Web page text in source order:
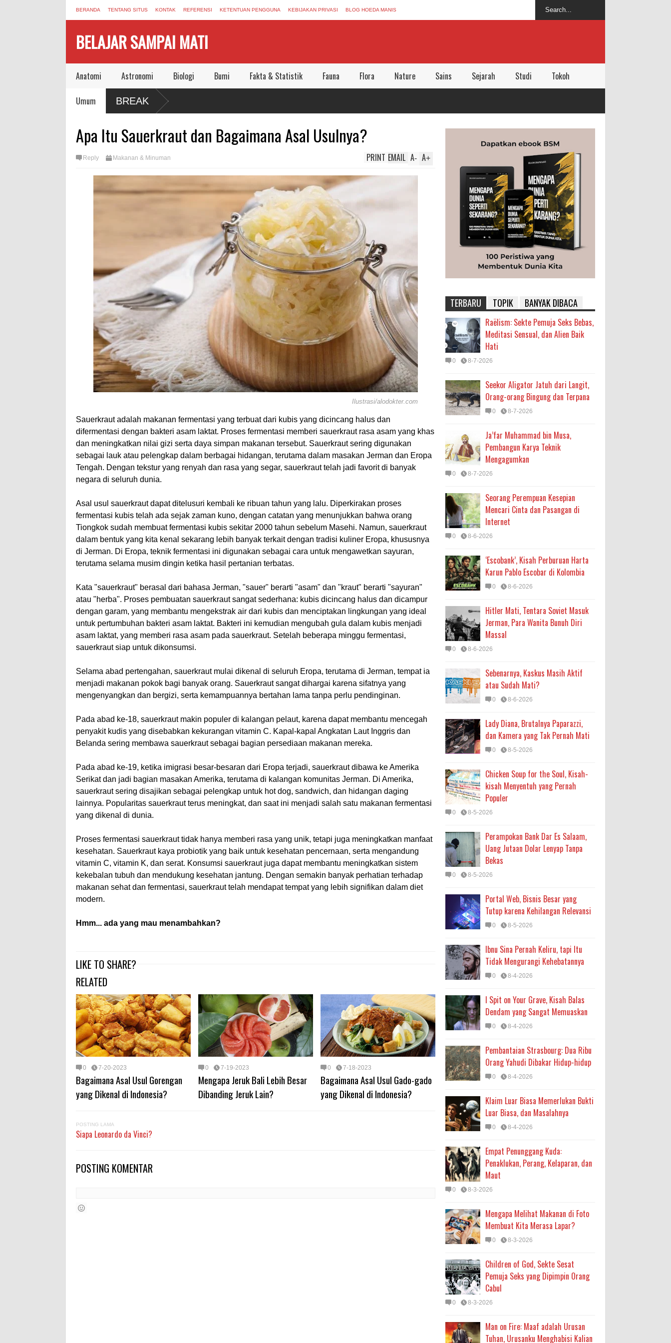
BERANDA TENTANG SITUS KONTAK REFERENSI KETENTUAN PENGGUNA KEBIJAKAN PRIVASI BLOG HOEDA MANIS
BELAJAR SAMPAI MATI
Anatomi Astronomi Biologi Bumi Fakta & Statistik Fauna Flora Nature Sains Sejarah Studi Tokoh
Umum BREAK
Apa Itu Sauerkraut dan Bagaimana Asal Usulnya?
Reply Makanan & Minuman A+
A-
EMAIL
PRINT
Ilustrasi/alodokter.com
Sauerkraut adalah makanan fermentasi yang terbuat dari kubis yang dicincang halus dan
difermentasi dengan bakteri asam laktat. Proses fermentasi memberi sauerkraut rasa asam yang khas
dan meningkatkan nilai gizi serta daya simpan makanan tersebut. Sauerkraut sering digunakan
sebagai lauk atau pelengkap dalam berbagai hidangan, terutama dalam masakan Jerman dan Eropa
Tengah. Dengan tekstur yang renyah dan rasa yang segar, sauerkraut telah jadi favorit di banyak
negara di seluruh dunia.
Asal usul sauerkraut dapat ditelusuri kembali ke ribuan tahun yang lalu. Diperkirakan proses
fermentasi kubis telah ada sejak zaman kuno, dengan catatan yang menunjukkan bahwa orang
Tiongkok sudah membuat fermentasi kubis sekitar 2000 tahun sebelum Masehi. Namun, sauerkraut
dalam bentuk yang kita kenal sekarang lebih banyak terkait dengan tradisi kuliner Eropa, khususnya
di Jerman. Di Eropa, teknik fermentasi ini digunakan sebagai cara untuk mengawetkan sayuran,
terutama selama musim dingin ketika hasil pertanian terbatas.
Kata "sauerkraut" berasal dari bahasa Jerman, "sauer" berarti "asam" dan "kraut" berarti "sayuran"
atau "herba". Proses pembuatan sauerkraut sangat sederhana: kubis dicincang halus dan dicampur
dengan garam, yang membantu mengekstrak air dari kubis dan menciptakan lingkungan yang ideal
untuk pertumbuhan bakteri asam laktat. Bakteri ini kemudian mengubah gula dalam kubis menjadi
asam laktat, yang memberi rasa asam pada sauerkraut. Setelah beberapa minggu fermentasi,
sauerkraut siap untuk dikonsumsi.
Selama abad pertengahan, sauerkraut mulai dikenal di seluruh Eropa, terutama di Jerman, tempat ia
menjadi makanan pokok bagi banyak orang. Sauerkraut sangat dihargai karena sifatnya yang
mengenyangkan dan bergizi, serta kemampuannya bertahan lama tanpa perlu pendinginan.
Pada abad ke-18, sauerkraut makin populer di kalangan pelaut, karena dapat membantu mencegah
penyakit kudis yang disebabkan kekurangan vitamin C. Kapal-kapal Angkatan Laut Inggris dan
Belanda sering membawa sauerkraut sebagai bagian persediaan makanan mereka.
Pada abad ke-19, ketika imigrasi besar-besaran dari Eropa terjadi, sauerkraut dibawa ke Amerika
Serikat dan jadi bagian masakan Amerika, terutama di kalangan komunitas Jerman. Di Amerika,
sauerkraut sering disajikan sebagai pelengkap untuk hot dog, sandwich, dan hidangan daging
lainnya. Popularitas sauerkraut terus meningkat, dan saat ini menjadi salah satu makanan fermentasi
yang dikenal di dunia.
Proses fermentasi sauerkraut tidak hanya memberi rasa yang unik, tetapi juga meningkatkan manfaat
kesehatan. Sauerkraut kaya probiotik yang baik untuk kesehatan pencernaan, serta mengandung
vitamin C, vitamin K, dan serat. Konsumsi sauerkraut juga dapat membantu meningkatkan sistem
kekebalan tubuh dan mendukung kesehatan jantung. Dengan semakin banyak perhatian terhadap
makanan sehat dan fermentasi, sauerkraut telah mendapat tempat yang lebih signifikan dalam diet
modern.
Hmm... ada yang mau menambahkan?
LIKE TO SHARE?
RELATED
0 7-20-2023
Bagaimana Asal Usul Gorengan
yang Dikenal di Indonesia?
0 7-19-2023
Mengapa Jeruk Bali Lebih Besar
Dibanding Jeruk Lain?
0 7-18-2023
Bagaimana Asal Usul Gado-gado
yang Dikenal di Indonesia?
POSTING LAMA
Siapa Leonardo da Vinci?
POSTING KOMENTAR
TERBARU TOPIK BANYAK DIBACA
Raëlism: Sekte Pemuja Seks Bebas,
Meditasi Sensual, dan Alien Baik
Hati
0 8-7-2026
Seekor Aligator Jatuh dari Langit,
Orang-orang Bingung dan Terpana
0 8-7-2026
Ja’far Muhammad bin Musa,
Pembangun Karya Teknik
Mengagumkan
0 8-7-2026
Seorang Perempuan Kesepian
Mencari Cinta dan Pasangan di
Internet
0 8-6-2026
‘Escobank’, Kisah Perburuan Harta
Karun Pablo Escobar di Kolombia
0 8-6-2026
Hitler Mati, Tentara Soviet Masuk
Jerman, Para Wanita Bunuh Diri
Massal
0 8-6-2026
Sebenarnya, Kaskus Masih Aktif
atau Sudah Mati?
0 8-6-2026
Lady Diana, Brutalnya Paparazzi,
dan Kamera yang Tak Pernah Mati
0 8-5-2026
Chicken Soup for the Soul, Kisah-
kisah Menyentuh yang Pernah
Populer
0 8-5-2026
Perampokan Bank Dar Es Salaam,
Uang Jutaan Dolar Lenyap Tanpa
Bekas
0 8-5-2026
Portal Web, Bisnis Besar yang
Tutup karena Kehilangan Relevansi
0 8-5-2026
Ibnu Sina Pernah Keliru, tapi Itu
Tidak Mengurangi Kehebatannya
0 8-4-2026
I Spit on Your Grave, Kisah Balas
Dendam yang Sangat Memuaskan
0 8-4-2026
Pembantaian Strasbourg: Dua Ribu
Orang Yahudi Dibakar Hidup-hidup
0 8-4-2026
Klaim Luar Biasa Memerlukan Bukti
Luar Biasa, dan Masalahnya
0 8-4-2026
Empat Penunggang Kuda:
Penaklukan, Perang, Kelaparan, dan
Maut
0 8-3-2026
Mengapa Melihat Makanan di Foto
Membuat Kita Merasa Lapar?
0 8-3-2026
Children of God, Sekte Sesat
Pemuja Seks yang Dipimpin Orang
Cabul
0 8-3-2026
Man on Fire: Maaf adalah Urusan
Tuhan, Urusanku Menghabisi Kalian